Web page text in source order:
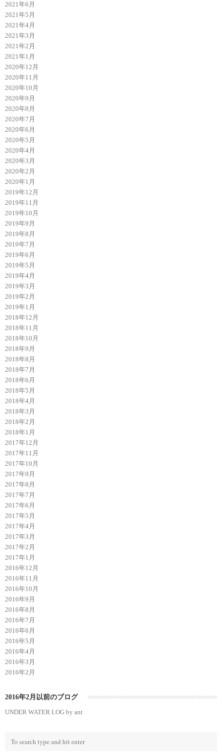
2021年6月
2021年5月
2021年4月
2021年3月
2021年2月
2021年1月
2020年12月
2020年11月
2020年10月
2020年9月
2020年8月
2020年7月
2020年6月
2020年5月
2020年4月
2020年3月
2020年2月
2020年1月
2019年12月
2019年11月
2019年10月
2019年9月
2019年8月
2019年7月
2019年6月
2019年5月
2019年4月
2019年3月
2019年2月
2019年1月
2018年12月
2018年11月
2018年10月
2018年9月
2018年8月
2018年7月
2018年6月
2018年5月
2018年4月
2018年3月
2018年2月
2018年1月
2017年12月
2017年11月
2017年10月
2017年9月
2017年8月
2017年7月
2017年6月
2017年5月
2017年4月
2017年3月
2017年2月
2017年1月
2016年12月
2016年11月
2016年10月
2016年9月
2016年8月
2016年7月
2016年6月
2016年5月
2016年4月
2016年3月
2016年2月
2016年2月以前のブログ
UNDER WATER LOG by ant